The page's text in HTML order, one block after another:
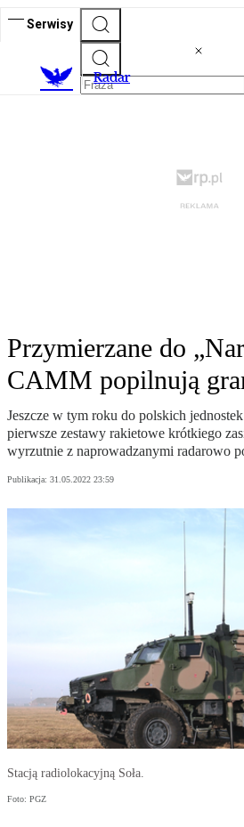
Serwisy
Radar
Przymierzane do
CAMM popilnują
Jeszcze w tym roku do polskich
pierwsze zestawy rakietowe krótkiego
wyrzutnie z naprowadzanymi radarowo
Publikacja: 31.05.2022 23:59
Stacją radiolokacyjną Soła.
Foto: PGZ